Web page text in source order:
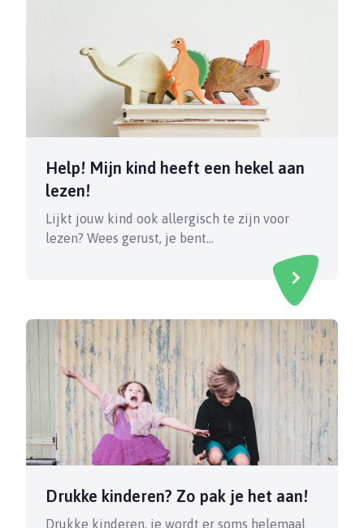
Help! Mijn kind heeft een hekel aan
lezen!
Lijkt jouw kind ook allergisch te zijn voor
lezen? Wees gerust, je bent…
Drukke kinderen? Zo pak je het aan!
Drukke kinderen, je wordt er soms helemaal